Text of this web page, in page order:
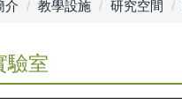
介 教學設施 研究空間
驗室